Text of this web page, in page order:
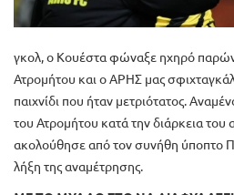
γκολ, ο Κουέστα φώναξε ηχηρό παρών
Ατρομήτου και ο ΑΡΗΣ μας
παιχνίδι που ήταν μετριότατος.
του Ατρομήτου κατά την διάρκεια
ακολούθησε από τον συνήθη ύποπτο
λήξη της αναμέτρησης.